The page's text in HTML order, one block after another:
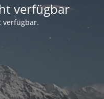
verfügbar
verfügbar.